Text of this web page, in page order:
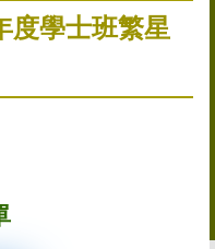
度學士班繁星